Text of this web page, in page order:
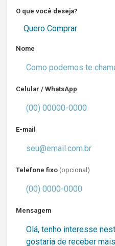
O que você deseja?
Quero Comprar
Nome
Celular / WhatsApp
E-mail
Telefone fixo (opcional)
Mensagem